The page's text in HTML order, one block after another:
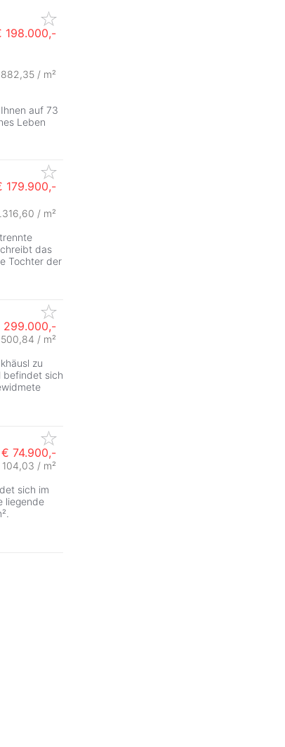
198.000,-
/ m²
auf 73
Leben
179.900,-
/ m²
das
Tochter der
299.000,-
/ m²
zu
befindet sich
€ 74.900,-
/ m²
sich im
liegende